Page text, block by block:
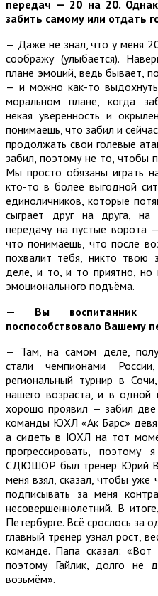
передач — 20 на 20.
забить самому или отдать
— Даже не знал, что у меня
соображу (улыбается).
плане эмоций, ведь бывает,
— и можно как-то
моральном плане, когда
некая уверенность и
понимаешь, что забил и
продолжать свои голевые
забил, поэтому не то, чтобы
Мы просто обязаны играть
кто-то в более выгодной
единоличников, которые
сыграет друг на друга,
передачу на пустые ворота
что понимаешь, что после
похвалит тебя, никто твою
деле, и то, и то приятно,
эмоционального подъёма.
— Вы воспитанник
поспособствовало Вашему
— Там, на самом деле,
стали чемпионами
региональный турнир в
нашего возраста, и в одной
хорошо проявил — забил
команды ЮХЛ «Ак Барс»
а сидеть в ЮХЛ на тот
прогрессировать,
СДЮШОР был тренер Юрий
меня взял, сказал, чтобы
подписывать за меня
несовершеннолетний. В
Петербурге. Всё срослось за
главный тренер узнал рост,
команде. Папа сказал: «Вот
поэтому Гайлик, долго не
возьмём».